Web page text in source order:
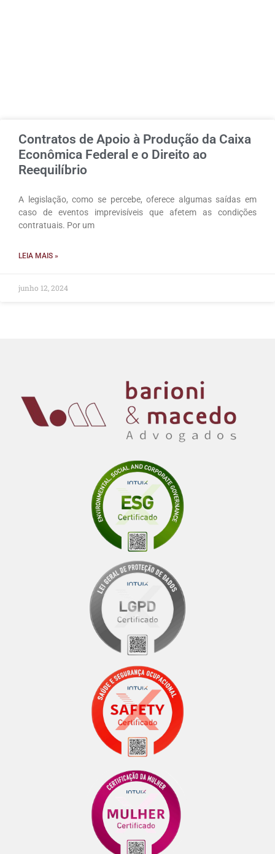
Contratos de Apoio à Produção da Caixa
Econômica Federal e o Direito ao
Reequilíbrio
A legislação, como se percebe, oferece algumas saídas em
caso de eventos imprevisíveis que afetem as condições
contratuais. Por um
LEIA MAIS »
junho 12, 2024